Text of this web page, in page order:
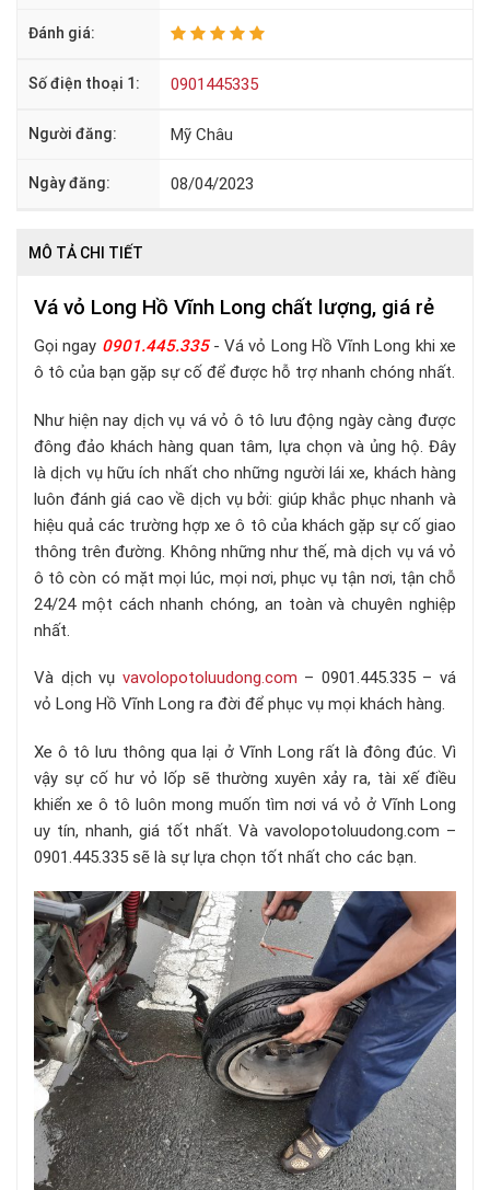
Đánh giá:
Số điện thoại 1: 0901445335
Người đăng: Mỹ Châu
Ngày đăng: 08/04/2023
MÔ TẢ CHI TIẾT
Vá vỏ Long Hồ Vĩnh Long chất lượng, giá rẻ
Gọi ngay 0901.445.335- Vá vỏ Long Hồ Vĩnh Long khi xe
ô tô của bạn gặp sự cố để được hỗ trợ nhanh chóng nhất.
Như hiện nay dịch vụ vá vỏ ô tô lưu động ngày càng được
đông đảo khách hàng quan tâm, lựa chọn và ủng hộ. Đây
là dịch vụ hữu ích nhất cho những người lái xe, khách hàng
luôn đánh giá cao về dịch vụ bởi: giúp khắc phục nhanh và
hiệu quả các trường hợp xe ô tô của khách gặp sự cố giao
thông trên đường. Không những như thế, mà dịch vụ vá vỏ
ô tô còn có mặt mọi lúc, mọi nơi, phục vụ tận nơi, tận chỗ
24/24 một cách nhanh chóng, an toàn và chuyên nghiệp
nhất.
Và dịch vụ vavolopotoluudong.com – 0901.445.335 –vá
vỏ Long Hồ Vĩnh Long ra đời để phục vụ mọi khách hàng.
Xe ô tô lưu thông qua lại ở Vĩnh Long rất là đông đúc. Vì
vậy sự cố hư vỏ lốp sẽ thường xuyên xảy ra, tài xế điều
khiển xe ô tô luôn mong muốn tìm nơi vá vỏ ở Vĩnh Long
uy tín, nhanh, giá tốt nhất. Và vavolopotoluudong.com –
0901.445.335 sẽ là sự lựa chọn tốt nhất cho các bạn.